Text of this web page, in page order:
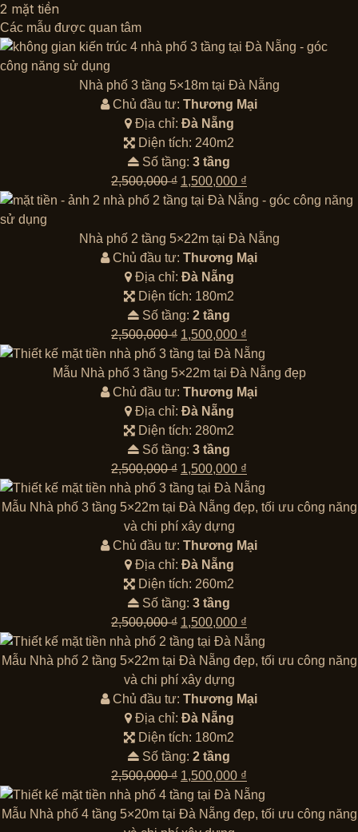
2 mặt tiền
Các mẫu được quan tâm
Nhà phố 3 tầng 5×18m tại Đà Nẵng
Chủ đầu tư: Thương Mại
Địa chỉ: Đà Nẵng
Diện tích: 240m2
Số tầng: 3 tầng
2,500,000₫ Giá
gốc
2,500,000 ₫.
1,500,000 ₫
hiện
là:
1,500,000 ₫.
Nhà phố 2 tầng 5×22m tại Đà Nẵng
Chủ đầu tư: Thương Mại
Địa chỉ: Đà Nẵng
Diện tích: 180m2
Số tầng: 2 tầng
2,500,000₫ Giá
gốc
là:
2,500,000 ₫.
1,500,000 ₫
hiện
tại
là:
Mẫu Nhà phố 3 tầng 5×22m tại Đà Nẵng đẹp
Chủ đầu tư: Thương Mại
Địa chỉ: Đà Nẵng
Diện tích: 280m2
Số tầng: 3 tầng
2,500,000₫ Giá
gốc
là:
2,500,000 ₫.
1,500,000 ₫
hiện
tại
1,500,000 ₫.
Mẫu Nhà phố 3 tầng 5×22m tại Đà Nẵng đẹp, tối ưu công năng
và chi phí xây dựng
Chủ đầu tư: Thương Mại
Địa chỉ: Đà Nẵng
Diện tích: 260m2
Số tầng: 3 tầng
2,500,000₫ Giá
gốc
là:
2,500,000 ₫.
1,500,000 ₫
hiện
tại
1,500,000 ₫.
Mẫu Nhà phố 2 tầng 5×22m tại Đà Nẵng đẹp, tối ưu công năng
và chi phí xây dựng
Chủ đầu tư: Thương Mại
Địa chỉ: Đà Nẵng
Diện tích: 180m2
Số tầng: 2 tầng
2,500,000₫ Giá
gốc
là:
1,500,000 ₫
hiện
tại
Mẫu Nhà phố 4 tầng 5×20m tại Đà Nẵng đẹp, tối ưu công năng